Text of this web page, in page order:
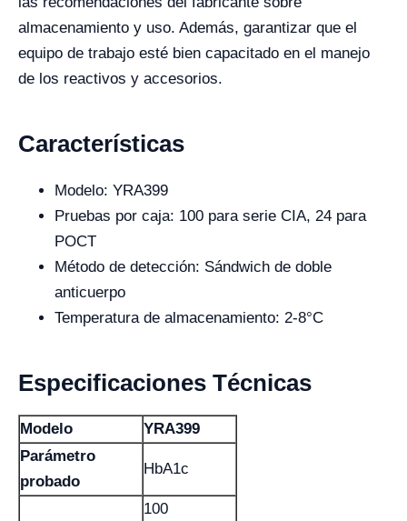
almacenamiento y uso. Además, garantizar que el
equipo de trabajo esté bien capacitado en el manejo
de los reactivos y accesorios.
Características
Modelo: YRA399
Pruebas por caja: 100 para serie CIA, 24 para
POCT
Método de detección: Sándwich de doble
anticuerpo
Temperatura de almacenamiento: 2-8°C
Especificaciones Técnicas
Modelo
YRA399
Parámetro
probado
HbA1c
100